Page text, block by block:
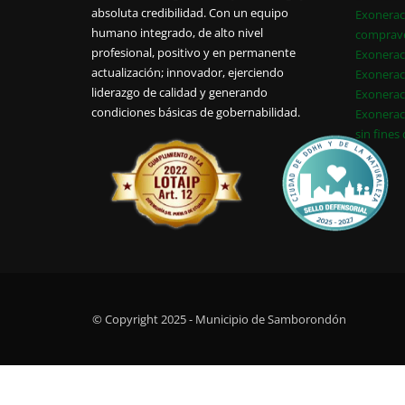
absoluta credibilidad. Con un equipo
humano integrado, de alto nivel
profesional, positivo y en permanente
actualización; innovador, ejerciendo
liderazgo de calidad y generando
condiciones básicas de gobernabilidad.
sin fines
© Copyright 2025 - Municipio de Samborondón